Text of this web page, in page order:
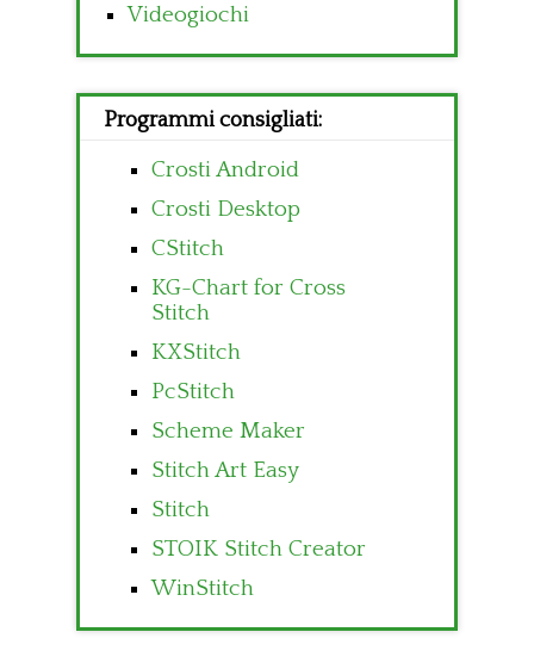
Videogiochi
Programmi consigliati:
Crosti Android
Crosti Desktop
CStitch
KG-Chart for Cross
Stitch
KXStitch
PcStitch
Scheme Maker
Stitch Art Easy
Stitch
STOIK Stitch Creator
WinStitch